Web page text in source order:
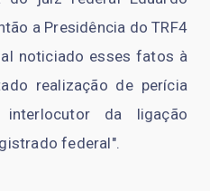
a Presidência do TRF4
noticiado esses fatos à
realização de perícia
da ligação
federal".